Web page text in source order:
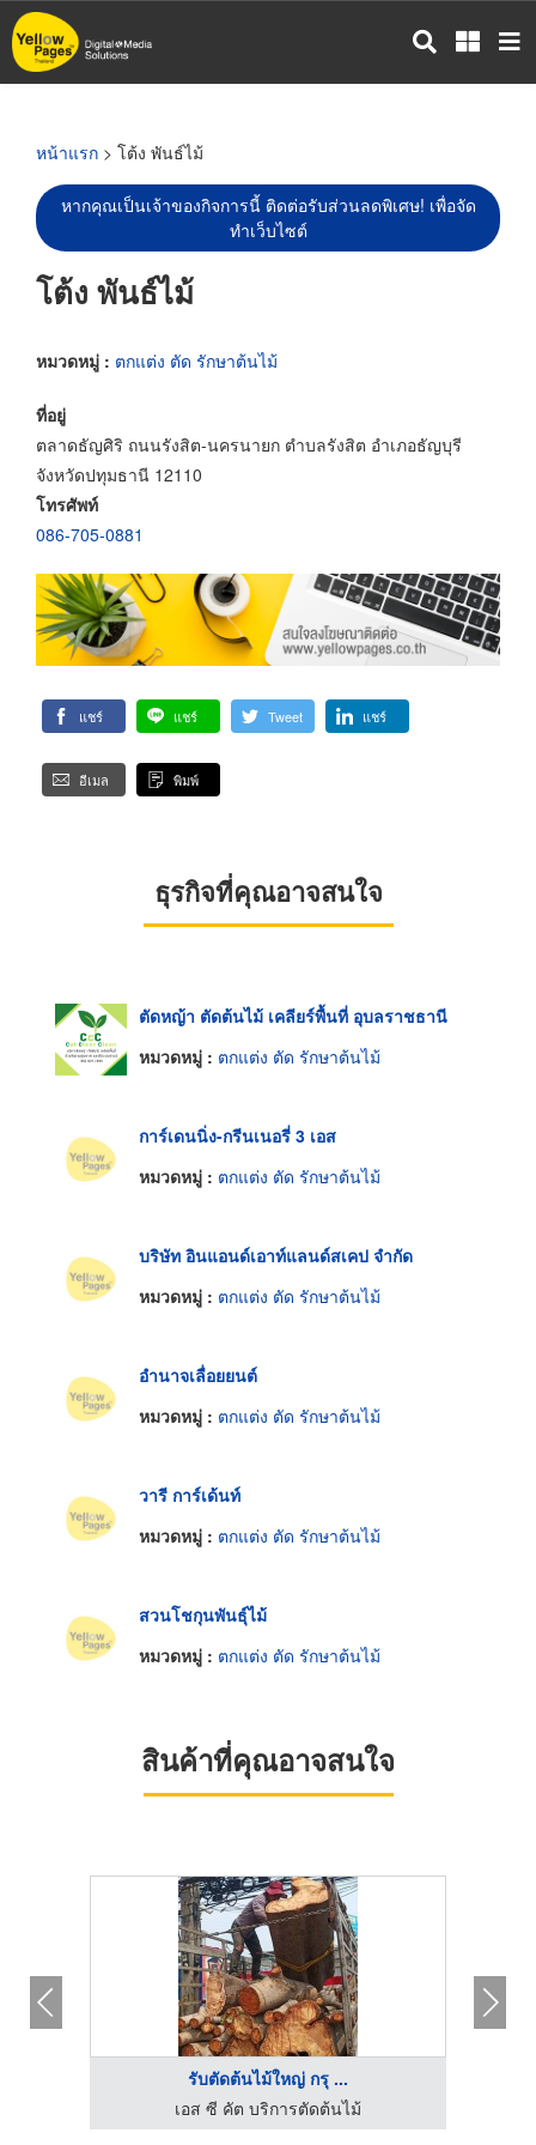
ข้าม
ไป
หน้าแรก > โต้ง พันธ์ไม้
หากคุณเป็นเจ้าของกิจการนี้ ติดต่อรับส่วนลดพิเศษ! เพื่อจัด
ทำเว็บไซต์
โต้ง พันธ์ไม้
หมวดหมู่ : ตกแต่ง ตัด รักษาต้นไม้
ที่อยู่
ตลาดธัญศิริ ถนนรังสิต-นครนายก ตำบลรังสิต อำเภอธัญบุรี
จังหวัดปทุมธานี 12110
โทรศัพท์
086-705-0881
แชร์ แชร์ Tweet แชร์
อีเมล พิมพ์
ธุรกิจที่คุณอาจสนใจ
ตัดหญ้า ตัดต้นไม้ เคลียร์พื้นที่ อุบลราชธานี
หมวดหมู่ : ตกแต่ง ตัด รักษาต้นไม้
การ์เดนนิ่ง-กรีนเนอรี่ 3 เอส
หมวดหมู่ : ตกแต่ง ตัด รักษาต้นไม้
บริษัท อินแอนด์เอาท์แลนด์สเคป จำกัด
หมวดหมู่ : ตกแต่ง ตัด รักษาต้นไม้
อำนาจเลื่อยยนต์
หมวดหมู่ : ตกแต่ง ตัด รักษาต้นไม้
วารี การ์เด้นท์
หมวดหมู่ : ตกแต่ง ตัด รักษาต้นไม้
สวนโชกุนพันธุ์ไม้
หมวดหมู่ : ตกแต่ง ตัด รักษาต้นไม้
สินค้าที่คุณอาจสนใจ
รับตัดต้นไม้ใหญ่ กรุ ...
เอส ซี คัต บริการตัดต้นไม้